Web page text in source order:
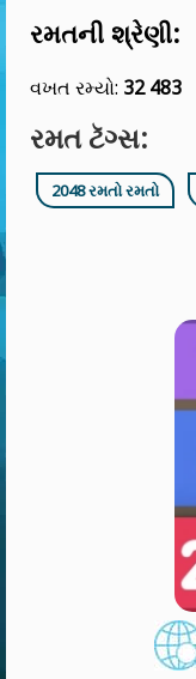
રમતની શ્રેણી:
વખત રમ્યો: 32 483
રમત ટૅગ્સ:
2048 રમતો રમતો